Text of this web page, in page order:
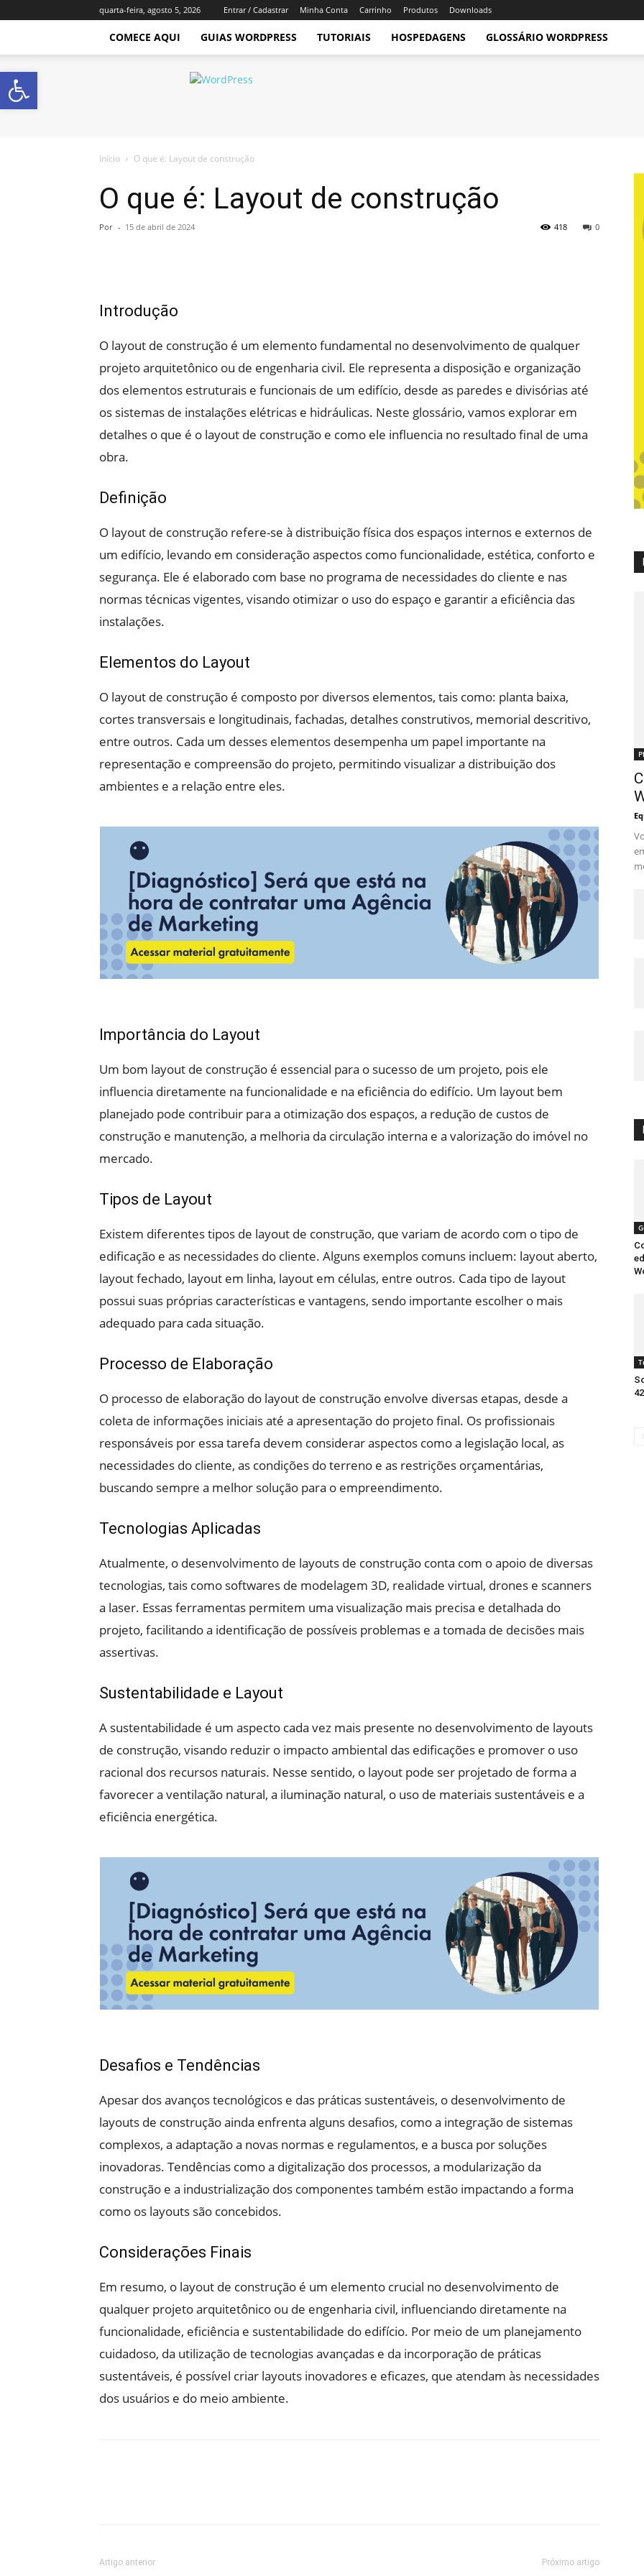
quarta-feira, agosto 5, 2026 Entrar / Cadastrar Minha Conta Carrinho Produtos Downloads
COMECE AQUI GUIAS WORDPRESS TUTORIAIS HOSPEDAGENS GLOSSÁRIO WORDPRESS
Início O que é: Layout de construção
O que é: Layout de construção
Por - 15 de abril de 2024 0
418
Introdução
O layout de construção é um elemento fundamental no desenvolvimento de qualquer
projeto arquitetônico ou de engenharia civil. Ele representa a disposição e organização
dos elementos estruturais e funcionais de um edifício, desde as paredes e divisórias até
os sistemas de instalações elétricas e hidráulicas. Neste glossário, vamos explorar em
detalhes o que é o layout de construção e como ele influencia no resultado final de uma
obra.
Definição
O layout de construção refere-se à distribuição física dos espaços internos e externos de
um edifício, levando em consideração aspectos como funcionalidade, estética, conforto e
segurança. Ele é elaborado com base no programa de necessidades do cliente e nas
normas técnicas vigentes, visando otimizar o uso do espaço e garantir a eficiência das
instalações.
Elementos do Layout
O layout de construção é composto por diversos elementos, tais como: planta baixa,
cortes transversais e longitudinais, fachadas, detalhes construtivos, memorial descritivo,
entre outros. Cada um desses elementos desempenha um papel importante na
representação e compreensão do projeto, permitindo visualizar a distribuição dos
ambientes e a relação entre eles.
Importância do Layout
Um bom layout de construção é essencial para o sucesso de um projeto, pois ele
influencia diretamente na funcionalidade e na eficiência do edifício. Um layout bem
planejado pode contribuir para a otimização dos espaços, a redução de custos de
construção e manutenção, a melhoria da circulação interna e a valorização do imóvel no
mercado.
Tipos de Layout
Existem diferentes tipos de layout de construção, que variam de acordo com o tipo de
edificação e as necessidades do cliente. Alguns exemplos comuns incluem: layout aberto,
layout fechado, layout em linha, layout em células, entre outros. Cada tipo de layout
possui suas próprias características e vantagens, sendo importante escolher o mais
adequado para cada situação.
Processo de Elaboração
O processo de elaboração do layout de construção envolve diversas etapas, desde a
coleta de informações iniciais até a apresentação do projeto final. Os profissionais
responsáveis por essa tarefa devem considerar aspectos como a legislação local, as
necessidades do cliente, as condições do terreno e as restrições orçamentárias,
buscando sempre a melhor solução para o empreendimento.
Tecnologias Aplicadas
Atualmente, o desenvolvimento de layouts de construção conta com o apoio de diversas
tecnologias, tais como softwares de modelagem 3D, realidade virtual, drones e scanners
a laser. Essas ferramentas permitem uma visualização mais precisa e detalhada do
projeto, facilitando a identificação de possíveis problemas e a tomada de decisões mais
assertivas.
Sustentabilidade e Layout
A sustentabilidade é um aspecto cada vez mais presente no desenvolvimento de layouts
de construção, visando reduzir o impacto ambiental das edificações e promover o uso
racional dos recursos naturais. Nesse sentido, o layout pode ser projetado de forma a
favorecer a ventilação natural, a iluminação natural, o uso de materiais sustentáveis e a
eficiência energética.
Desafios e Tendências
Apesar dos avanços tecnológicos e das práticas sustentáveis, o desenvolvimento de
layouts de construção ainda enfrenta alguns desafios, como a integração de sistemas
complexos, a adaptação a novas normas e regulamentos, e a busca por soluções
inovadoras. Tendências como a digitalização dos processos, a modularização da
construção e a industrialização dos componentes também estão impactando a forma
como os layouts são concebidos.
Considerações Finais
Em resumo, o layout de construção é um elemento crucial no desenvolvimento de
qualquer projeto arquitetônico ou de engenharia civil, influenciando diretamente na
funcionalidade, eficiência e sustentabilidade do edifício. Por meio de um planejamento
cuidadoso, da utilização de tecnologias avançadas e da incorporação de práticas
sustentáveis, é possível criar layouts inovadores e eficazes, que atendam às necessidades
dos usuários e do meio ambiente.
Artigo anterior Próximo artigo
Abrir a barra de ferramentas